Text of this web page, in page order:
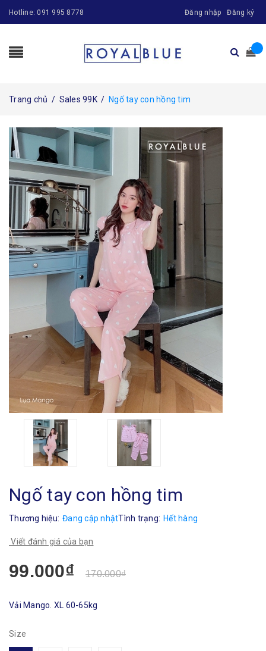
Hotline: 091 995 8778 Đăng nhập Đăng ký
Trang chủ / Sales 99K / Ngố tay con hồng tim
Ngố tay con hồng tim
Thương hiệu: Đang cập nhậtTình trạng: Hết hàng
Viết đánh giá của bạn
99.000₫ 170.000₫
Vải Mango. XL 60-65kg
Size